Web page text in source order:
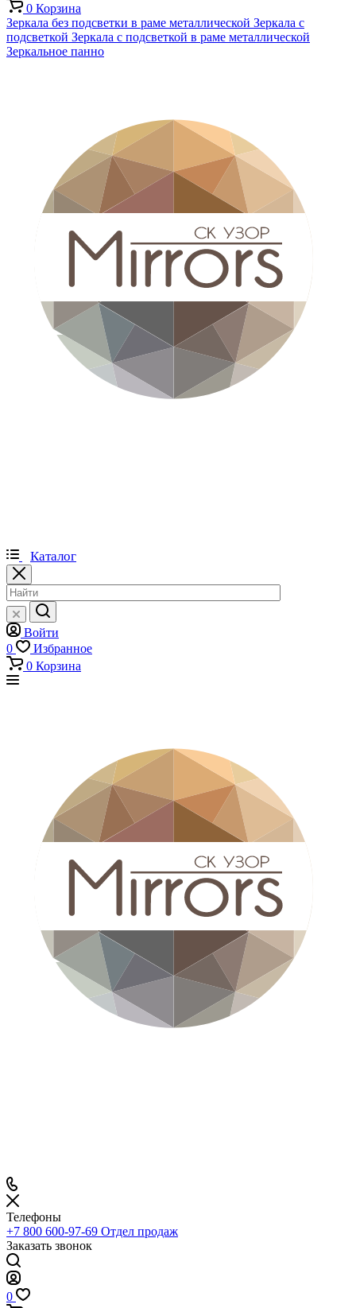
0 Корзина
Зеркала без подсветки в раме металлической Зеркала с
подсветкой Зеркала с подсветкой в раме металлической
Зеркальное панно
Каталог
Войти
0
Избранное
0 Корзина
Телефоны
+7 800 600-97-69 Отдел продаж
Заказать звонок
0